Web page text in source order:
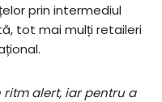
prin intermediul
tot mai mulți retaileri
alert, iar pentru a